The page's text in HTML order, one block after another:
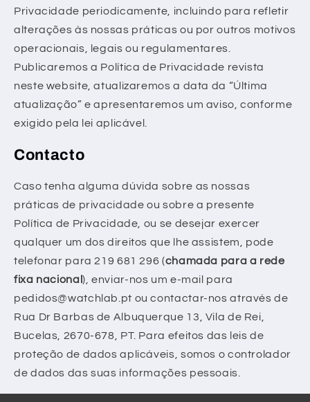
Privacidade periodicamente, incluindo para refletir
alterações às nossas práticas ou por outros motivos
operacionais, legais ou regulamentares.
Publicaremos a Política de Privacidade revista
neste website, atualizaremos a data da “Última
atualização” e apresentaremos um aviso, conforme
exigido pela lei aplicável.
Contacto
Caso tenha alguma dúvida sobre as nossas
práticas de privacidade ou sobre a presente
Política de Privacidade, ou se desejar exercer
qualquer um dos direitos que lhe assistem, pode
telefonar para 219 681 296 (chamada para a rede
fixa nacional), enviar-nos um e-mail para
pedidos@watchlab.pt ou contactar-nos através de
Rua Dr Barbas de Albuquerque 13, Vila de Rei,
Bucelas, 2670-678, PT. Para efeitos das leis de
proteção de dados aplicáveis, somos o controlador
de dados das suas informações pessoais.